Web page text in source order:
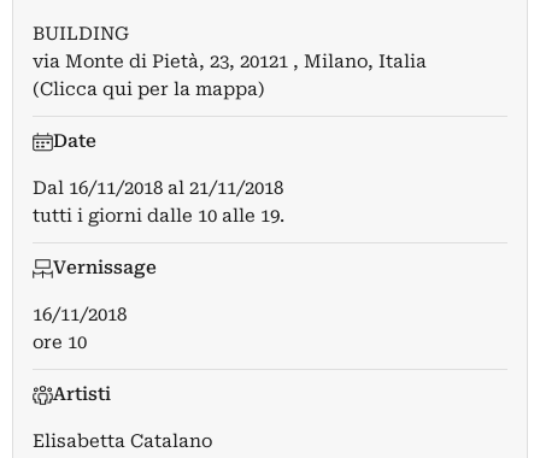
BUILDING
via Monte di Pietà, 23, 20121 , Milano, Italia
(Clicca qui per la mappa)
Date
Dal 16/11/2018 al 21/11/2018
tutti i giorni dalle 10 alle 19.
Vernissage
16/11/2018
ore 10
Artisti
Elisabetta Catalano